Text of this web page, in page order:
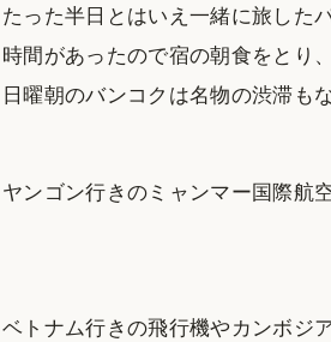
たった半日とはいえ一緒に旅した
時間があったので宿の朝食をとり
日曜朝のバンコクは名物の渋滞も
ヤンゴン行きのミャンマー国際航
ベトナム行きの飛行機やカンボジ